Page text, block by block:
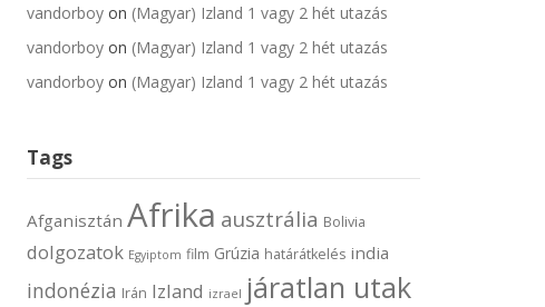
vandorboyon (Magyar) Izland 1 vagy 2 hét utazás
vandorboyon (Magyar) Izland 1 vagy 2 hét utazás
vandorboyon (Magyar) Izland 1 vagy 2 hét utazás
Tags
Afganisztán Afrika ausztrália Bolivia
dolgozatok Egyiptom film Grúzia határátkelés india
indonézia Irán Izland izrael járatlan utak